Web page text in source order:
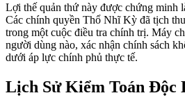
Lợi thế quản thứ này được chứng minh
Các chính quyền Thổ Nhĩ Kỳ đã tịch
trong một cuộc điều tra chính trị. Máy
người dùng nào, xác nhận chính sách
dưới áp lực chính phủ thực tế.
Lịch Sử Kiểm Toán Độc